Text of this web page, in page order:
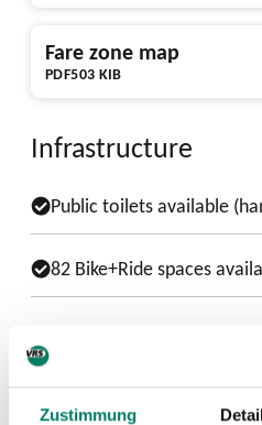
Zustimmung
PDF503 KIB
Fare zone map
Infrastructure
Public toilets available
82 Bike+Ride spaces
Next departures